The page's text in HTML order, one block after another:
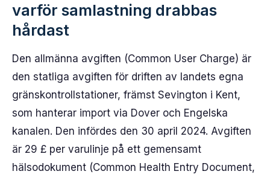
varför samlastning drabbas
hårdast
Den allmänna avgiften (Common User Charge) är
den statliga avgiften för driften av landets egna
gränskontrollstationer, främst Sevington i Kent,
som hanterar import via Dover och Engelska
kanalen. Den infördes den 30 april 2024. Avgiften
är 29 £ per varulinje på ett gemensamt
hälsodokument (Common Health Entry Document,